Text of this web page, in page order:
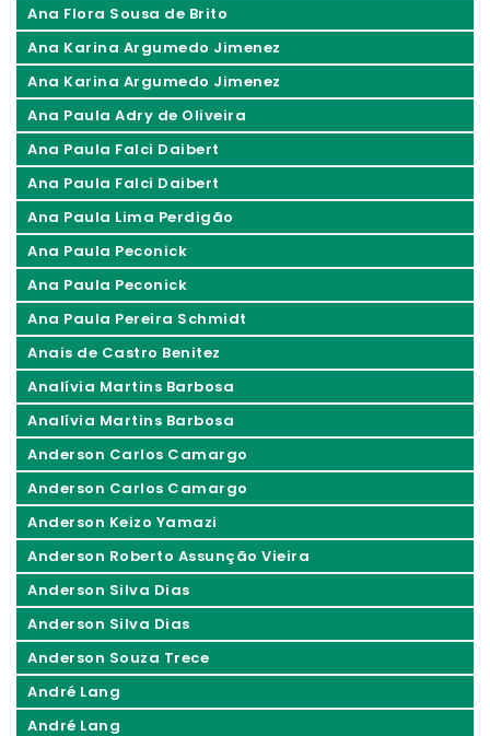
Ana Flora Sousa de Brito
Ana Karina Argumedo Jimenez
Ana Karina Argumedo Jimenez
Ana Paula Adry de Oliveira
Ana Paula Falci Daibert
Ana Paula Falci Daibert
Ana Paula Lima Perdigão
Ana Paula Peconick
Ana Paula Peconick
Ana Paula Pereira Schmidt
Anais de Castro Benitez
Analívia Martins Barbosa
Analívia Martins Barbosa
Anderson Carlos Camargo
Anderson Carlos Camargo
Anderson Keizo Yamazi
Anderson Roberto Assunção Vieira
Anderson Silva Dias
Anderson Silva Dias
Anderson Souza Trece
André Lang
André Lang